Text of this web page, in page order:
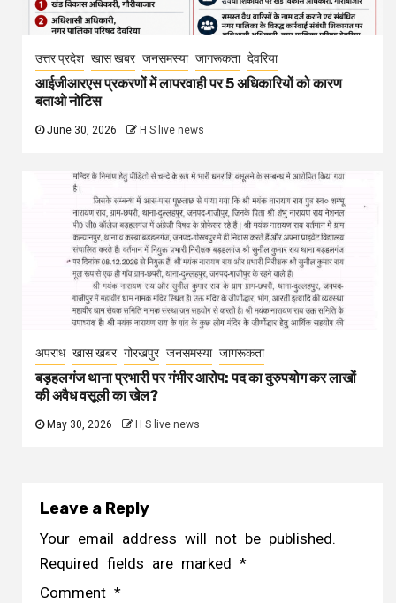
उत्तर प्रदेश खास खबर जनसमस्या जागरूकता देवरिया
आईजीआरएस प्रकरणों में लापरवाही पर 5 अधिकारियों को कारण
बताओ नोटिस
June 30, 2026 H S live news
अपराध खास खबर गोरखपुर जनसमस्या जागरूकता
बड़हलगंज थाना प्रभारी पर गंभीर आरोप: पद का दुरुपयोग कर लाखों
की अवैध वसूली का खेल?
May 30, 2026 H S live news
Leave a Reply
Your email address will not be published.
Required fields are marked *
Comment *